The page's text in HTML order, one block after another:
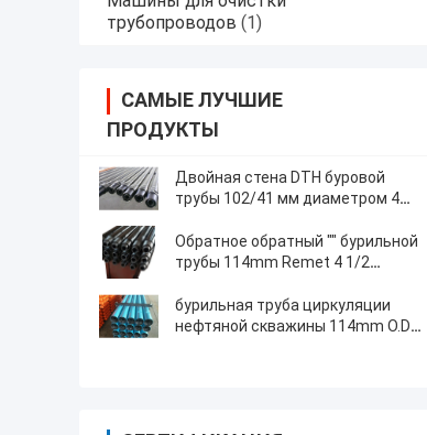
трубопроводов (1)
САМЫЕ ЛУЧШИЕ
ПРОДУКТЫ
Двойная стена DTH буровой
трубы 102/41 мм диаметром 4
бурение
Обратное обратный "" бурильной
трубы 114mm Remet 4 1/2
циркуляции
бурильная труба циркуляции
нефтяной скважины 114mm O.D.